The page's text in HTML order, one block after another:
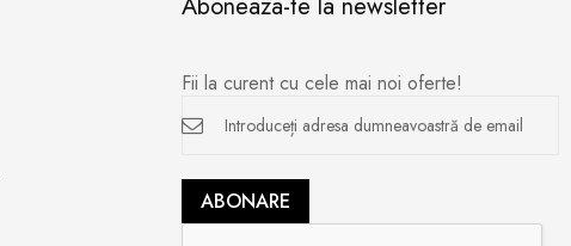
Aboneaza-te la newsletter
Fii la curent cu cele mai noi oferte!
vă
ABONARE